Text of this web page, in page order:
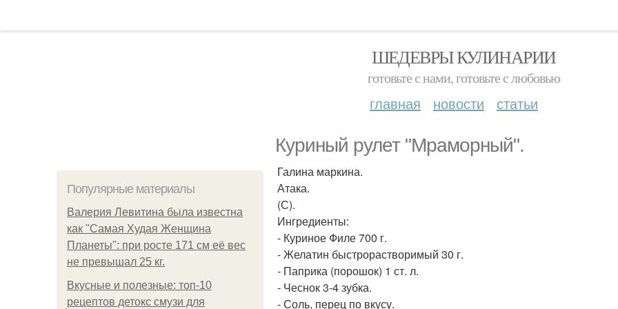
ШЕДЕВРЫ КУЛИНАРИИ
готовьте с нами, готовьте с любовью
главная новости статьи
Куриный рулет "Мраморный".
Популярные материалы
Валерия Левитина была известна
как "Самая Худая Женщина
Планеты": при росте 171 см её вес
не превышал 25 кг.
Вкусные и полезные: топ-10
рецептов детокс смузи для
Галина маркина.
Атака.
(С).
Ингредиенты:
- Куриное Филе 700 г.
- Желатин быстрорастворимый 30 г.
- Паприка (порошок) 1 ст. л.
- Чеснок 3-4 зубка.
- Соль, перец по вкусу.